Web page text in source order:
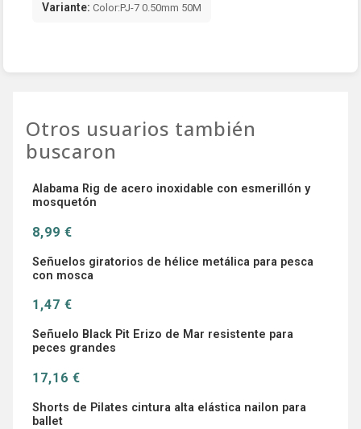
Variante: Color:PJ-7 0.50mm 50M
Otros usuarios también
buscaron
Alabama Rig de acero inoxidable con esmerillón y
mosquetón
8,99 €
Señuelos giratorios de hélice metálica para pesca
con mosca
1,47 €
Señuelo Black Pit Erizo de Mar resistente para
peces grandes
17,16 €
Shorts de Pilates cintura alta elástica nailon para
ballet